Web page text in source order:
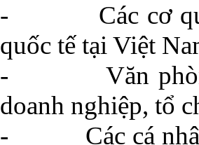
-
Các cơ
quốc tế tại Việt
-
Văn
doanh nghiệp, tổ
-
Các cá